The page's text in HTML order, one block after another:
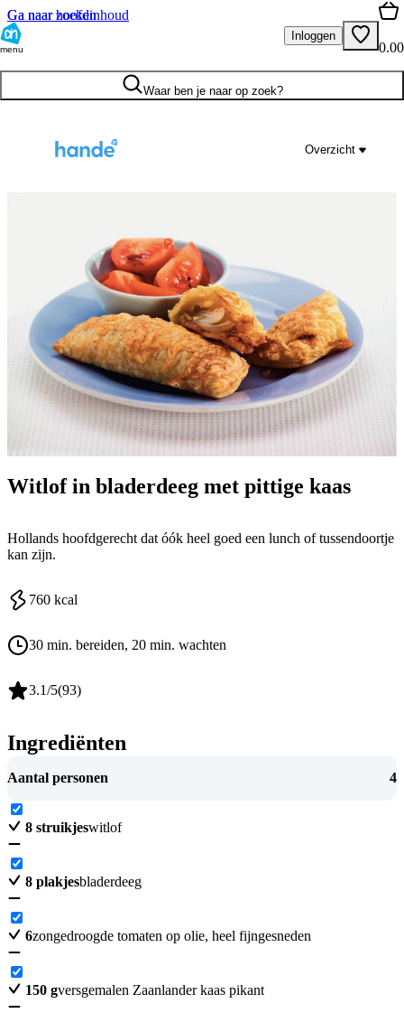
Ga naar hoofdinhoud
Ga naar zoeken
menu
Inloggen
0.00
Waar ben je naar op zoek?
Overzicht
Witlof in bladerdeeg met pittige kaas
Hollands hoofdgerecht dat óók heel goed een lunch of tussendoortje
kan zijn.
760 kcal
30 min. bereiden, 20 min. wachten
3.1/5(93)
Ingrediënten
Aantal personen 4
8 struikjeswitlof
8 plakjesbladerdeeg
6zongedroogde tomaten op olie, heel fijngesneden
150 gversgemalen Zaanlander kaas pikant